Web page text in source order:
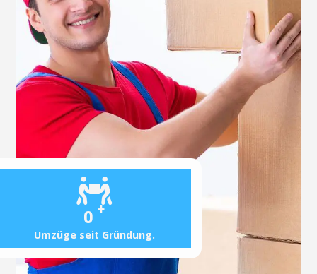
0 +
Umzüge seit Gründung.